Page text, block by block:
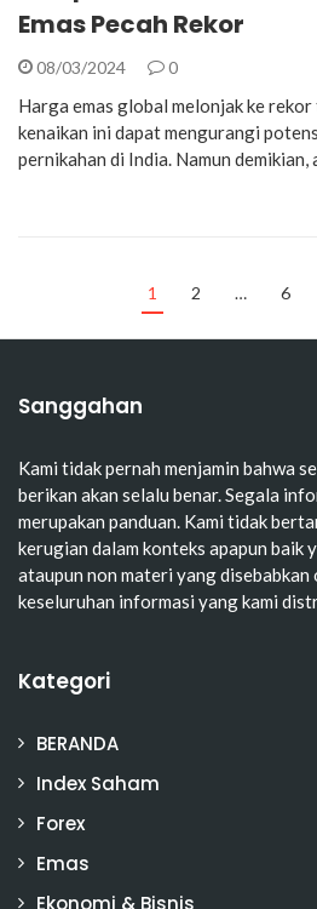
Emas Pecah Rekor
08/03/2024 0
Harga emas global melonjak ke
kenaikan ini dapat mengurangi
pernikahan di India. Namun
1 2 … 6
Sanggahan
Kami tidak pernah menjamin bahwa
berikan akan selalu benar. Segala
merupakan panduan. Kami tidak
kerugian dalam konteks apapun baik
ataupun non materi yang disebabkan
keseluruhan informasi yang kami
Kategori
BERANDA
Index Saham
Forex
Emas
Ekonomi & Bisnis